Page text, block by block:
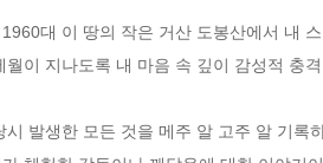
대 이 땅의 작은 거산 도봉산에서 내
월이 지나도록 내 마음 속 깊이 감성적 충
시 발생한 모든 것을 메주 알 고주 알 기